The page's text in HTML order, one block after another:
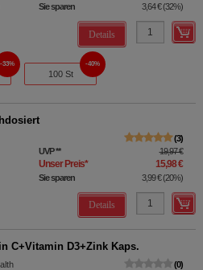
Sie sparen 3,64 €(32%)
Details
33%
100 St
40%
3
UVP** 19,97 €
Unser Preis* 15,98 €
Sie sparen 3,99 €(20%)
Details
C+Vitamin D3+Zink Kaps.
0